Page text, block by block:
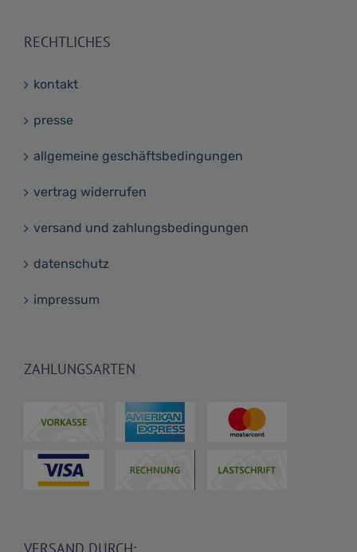
RECHTLICHES
kontakt
presse
allgemeine geschäftsbedingungen
vertrag widerrufen
versand und zahlungsbedingungen
datenschutz
impressum
ZAHLUNGSARTEN
VERSAND DURCH: